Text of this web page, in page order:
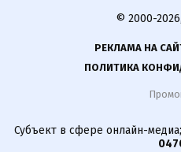
© 2000-
РЕКЛАМА НА
ПОЛИТИКА
Субъект в сфере онлайн-